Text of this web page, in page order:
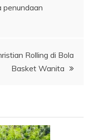
penundaan
Rolling di Bola
Basket Wanita